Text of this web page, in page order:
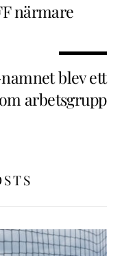
närmare
blev ett
arbetsgrupp